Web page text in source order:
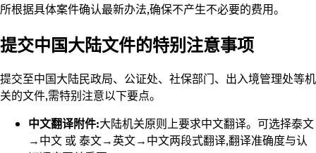
所根据具体案件确认最新办法,确保不产生不必要的费用。
提交中国大陆文件的特别注意事项
提交至中国大陆民政局、公证处、社保部门、出入境管理处等机
关的文件,需特别注意以下要点。
中文翻译附件:大陆机关原则上要求中文翻译。可选择泰文
→中文 或 泰文→英文→中文两段式翻译,翻译准确度与认